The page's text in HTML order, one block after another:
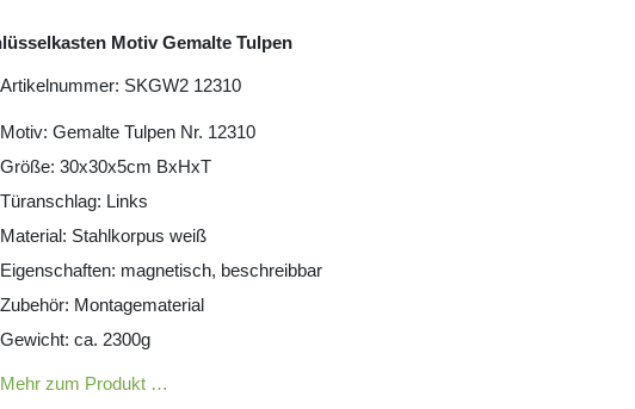
Motiv Gemalte Tulpen
Artikelnummer: SKGW2 12310
Motiv: Gemalte Tulpen Nr. 12310
Größe: 30x30x5cm BxHxT
Türanschlag: Links
Material: Stahlkorpus weiß
Eigenschaften: magnetisch, beschreibbar
Zubehör: Montagematerial
Gewicht: ca. 2300g
Mehr zum Produkt …